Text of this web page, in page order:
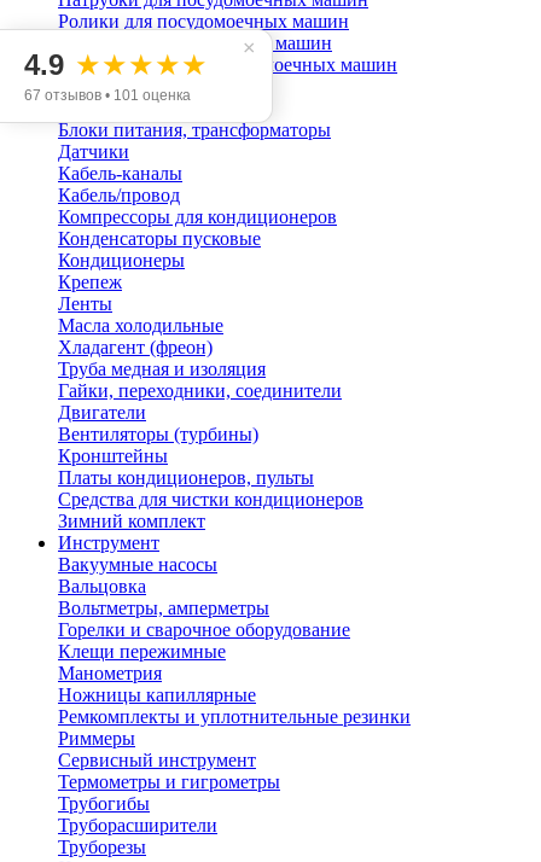
Ролики для посудомоечных машин
Тэны для посудомоечных машин
Уплотнители для посудомоечных машин
Шланги с аквастопом
Кондиционирование
Блоки питания, трансформаторы
Датчики
Кабель-каналы
Кабель/провод
Компрессоры для кондиционеров
Конденсаторы пусковые
Кондиционеры
Крепеж
Ленты
Масла холодильные
Хладагент (фреон)
Труба медная и изоляция
Гайки, переходники, соединители
Двигатели
Вентиляторы (турбины)
Кронштейны
Платы кондиционеров, пульты
Средства для чистки кондиционеров
Зимний комплект
Инструмент
Вакуумные насосы
Вальцовка
Вольтметры, амперметры
Горелки и сварочное оборудование
Клещи пережимные
Манометрия
Ножницы капиллярные
Ремкомплекты и уплотнительные резинки
Риммеры
Сервисный инструмент
Термометры и гигрометры
Трубогибы
Труборасширители
Труборезы
×
4.9 ★★★★★
67 отзывов • 101 оценка